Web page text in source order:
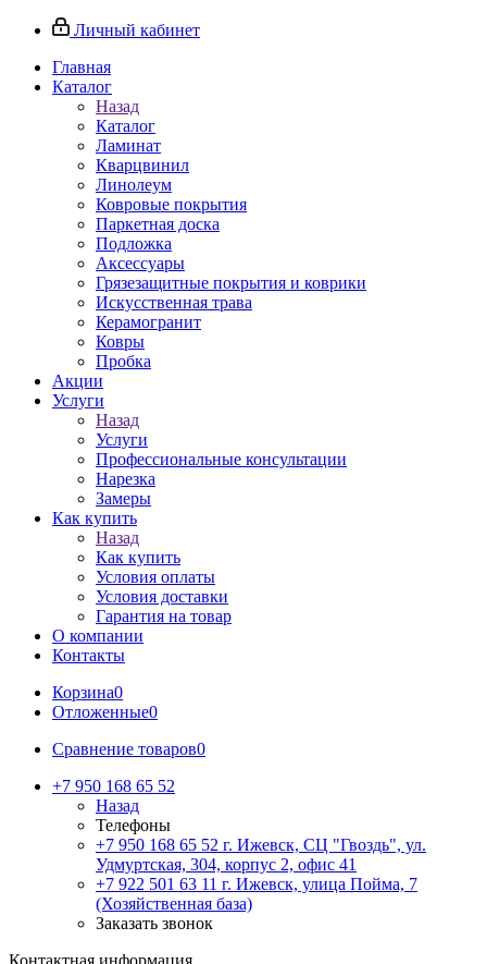
Личный кабинет
Главная
Каталог
Назад
Каталог
Ламинат
Кварцвинил
Линолеум
Ковровые покрытия
Паркетная доска
Подложка
Аксессуары
Грязезащитные покрытия и коврики
Искусственная трава
Керамогранит
Ковры
Пробка
Акции
Услуги
Назад
Услуги
Профессиональные консультации
Нарезка
Замеры
Как купить
Назад
Как купить
Условия оплаты
Условия доставки
Гарантия на товар
О компании
Контакты
Корзина0
Отложенные0
Сравнение товаров0
+7 950 168 65 52
Назад
Телефоны
+7 950 168 65 52 г. Ижевск, СЦ "Гвоздь", ул.
Удмуртская, 304, корпус 2, офис 41
+7 922 501 63 11 г. Ижевск, улица Пойма, 7
(Хозяйственная база)
Заказать звонок
Контактная информация